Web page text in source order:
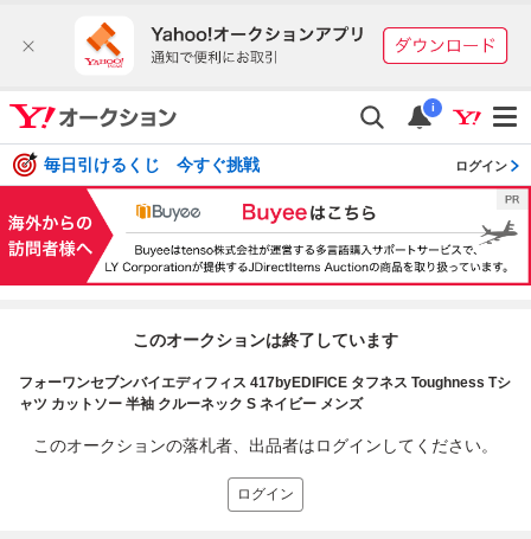
i
毎日引けるくじ 今すぐ挑戦 ログイン
このオークションは終了しています
フォーワンセブンバイエディフィス 417byEDIFICE タフネス Toughness Tシ
ャツ カットソー 半袖 クルーネック S ネイビー メンズ
このオークションの落札者、出品者はログインしてください。
ログイン